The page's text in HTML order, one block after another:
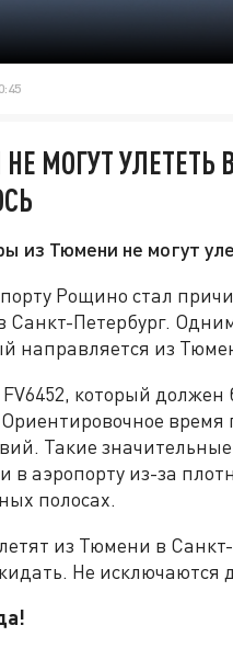
МОГУТ УЛЕТЕТЬ
из Тюмени не могут
Рощино стал
Санкт-Петербург.
направляется из
который
время
Такие
в аэропорту из-за
полосах.
из Тюмени в
Не исключаются